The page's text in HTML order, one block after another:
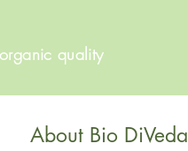
quality
About Bio DiVeda